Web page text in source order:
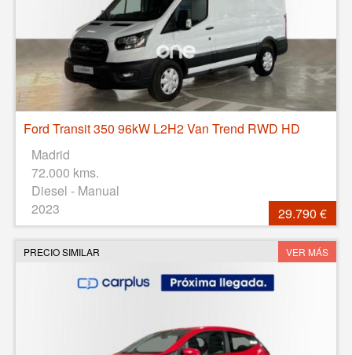
Ford Transit 350 96kW L2H2 Van Trend RWD HD
Madrid
72.000 kms.
Diesel - Manual
2023
29.790 €
PRECIO SIMILAR VER MÁS